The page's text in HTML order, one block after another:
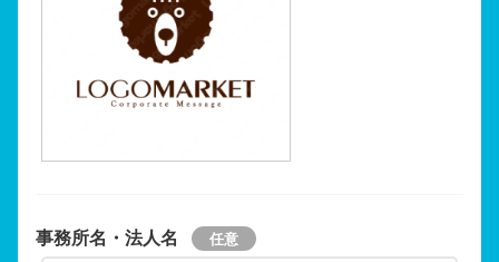
事務所名・法人名